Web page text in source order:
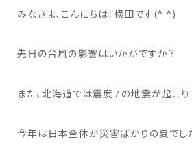
みなさま、こんにちは！横田です(^ ^)
先日の台風の影響はいかがですか？
また、北海道では震度７の地震が起こり
今年は日本全体が災害ばかりの夏でし